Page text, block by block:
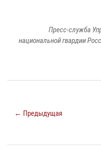
Пресс-служба
национальной гвардии
← Предыдущая